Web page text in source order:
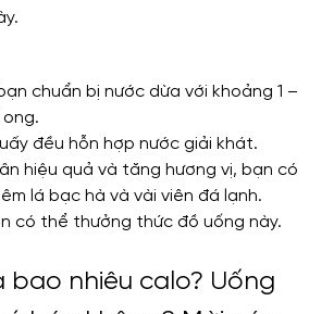
chuẩn bị nước dừa với khoảng 1 –
đều hỗn hợp nước giải khát.
hiệu quả và tăng hương vị, bạn có
lá bạc hà và vài viên đá lạnh.
có thể thưởng thức đồ uống này.